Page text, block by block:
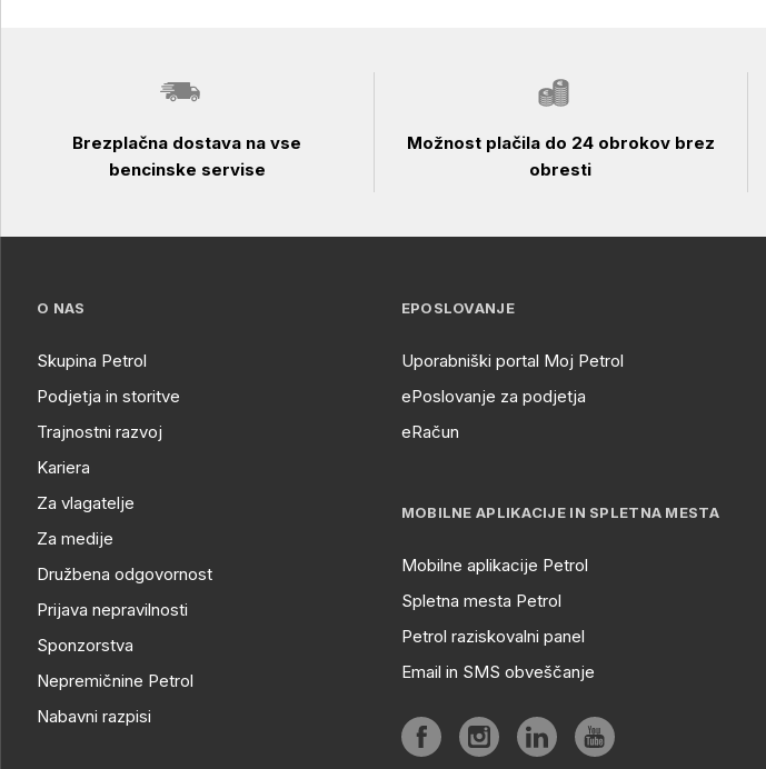
Brezplačna dostava na vse
bencinske servise
Možnost plačila do 24 obrokov brez
obresti
O NAS
Skupina Petrol
Podjetja in storitve
Trajnostni razvoj
Kariera
Za vlagatelje
Za medije
Družbena odgovornost
Prijava nepravilnosti
Sponzorstva
Nepremičnine Petrol
Nabavni razpisi
EPOSLOVANJE
Uporabniški portal Moj Petrol
ePoslovanje za podjetja
eRačun
MOBILNE APLIKACIJE IN SPLETNA MESTA
Mobilne aplikacije Petrol
Spletna mesta Petrol
Petrol raziskovalni panel
Email in SMS obveščanje